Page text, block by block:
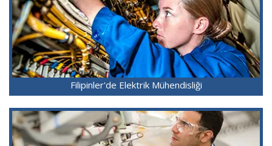
Filipinler'de Elektrik Mühendisliği